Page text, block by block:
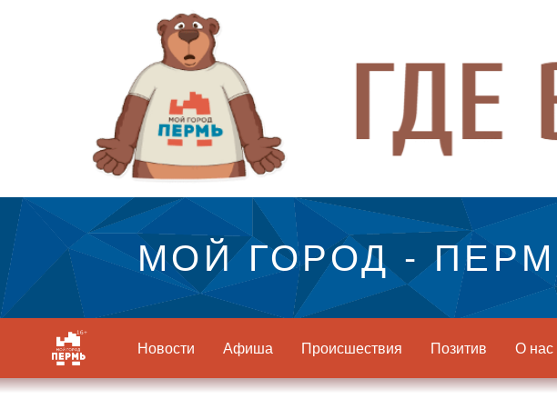
МОЙ ГОРОД -
Новости Афиша Происшествия Позитив О нас